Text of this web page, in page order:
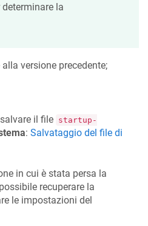
la
versione precedente;
il file startup-
: Salvataggio del file di
in cui è stata persa la
recuperare la
le impostazioni del